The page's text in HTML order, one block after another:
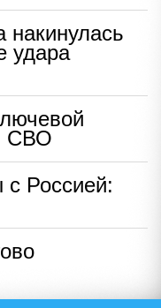
удара
СВО
Россией: